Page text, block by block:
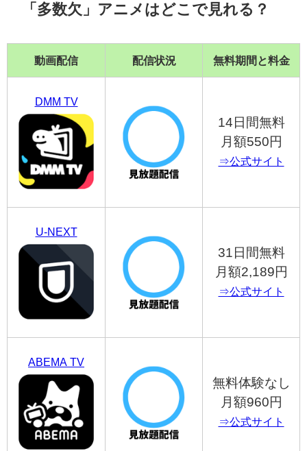
「多数欠」アニメはどこで見れる？
動画配信 配信状況 無料期間と料金
DMM TV
14日間無料
月額550円
⇒公式サイト
U-NEXT
31日間無料
月額2,189円
⇒公式サイト
ABEMA TV
無料体験なし
月額960円
⇒公式サイト